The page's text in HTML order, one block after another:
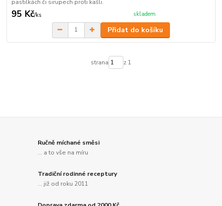
pastilkách či sirupech proti kašli.
95 Kč/ks skladem
Přidat do košíku
strana z 1
Ručně míchané směsi
... a to vše na míru
Tradiční rodinné receptury
... již od roku 2011